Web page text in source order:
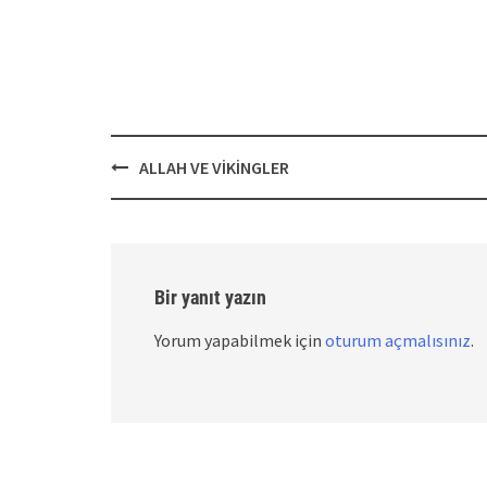
PostALLAH VE VİKİNGLER
Bir yanıt yazın
Yorum yapabilmek için oturum açmalısınız.